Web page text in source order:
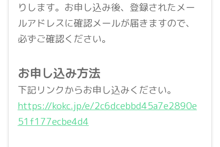
りします。お申し込み後、登録されたメー
ルアドレスに確認メールが届きますので、
必ずご確認ください。
お申し込み方法
下記リンクからお申し込みください。
https://kokc.jp/e/2c6dcebbd45a7e2890e
51f177ecbe4d4